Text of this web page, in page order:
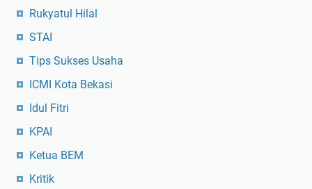
Rukyatul Hilal
STAI
Tips Sukses Usaha
ICMI Kota Bekasi
Idul Fitri
KPAI
Ketua BEM
Kritik